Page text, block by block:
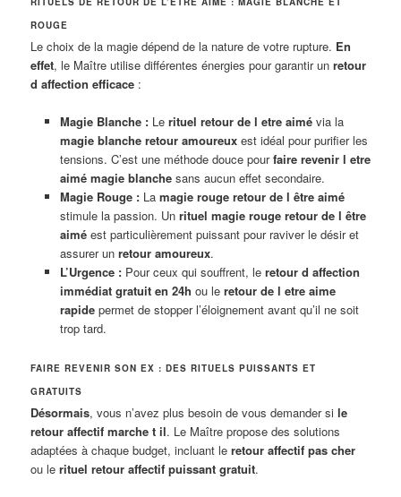
ROUGE
Le choix de la magie dépend de la nature de votre rupture. En
effet, le Maître utilise différentes énergies pour garantir unretour
d affection efficace :
Magie Blanche :Le rituel retour de l etre aimévia la
magie blanche retour amoureuxest idéal pour purifier les
tensions. C’est une méthode douce pourfaire revenir l etre
aimé magie blanchesans aucun effet secondaire.
Magie Rouge :La magie rouge retour de l être aimé
stimule la passion. Un rituel magie rouge retour de l être
aiméest particulièrement puissant pour raviver le désir et
assurer un retour amoureux.
L’Urgence :Pour ceux qui souffrent, le retour d affection
immédiat gratuit en 24h ou le retour de l etre aime
rapidepermet de stopper l’éloignement avant qu’il ne soit
trop tard.
FAIRE REVENIR SON EX : DES RITUELS PUISSANTS ET
GRATUITS
Désormais, vous n’avez plus besoin de vous demander sile
retour affectif marche t il. Le Maître propose des solutions
adaptées à chaque budget, incluant leretour affectif pas cher
ou lerituel retour affectif puissant gratuit.